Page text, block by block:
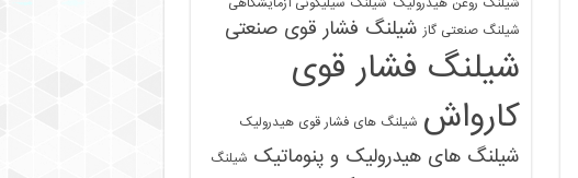
شیلنگ صنعتی گاز شیلنگ فشار قوی صنعتی
شیلنگ فشار قوی
کارواش شیلنگ های فشار قوی هیدرولیک
شیلنگ های هیدرولیک و پنوماتیک شیلنگ